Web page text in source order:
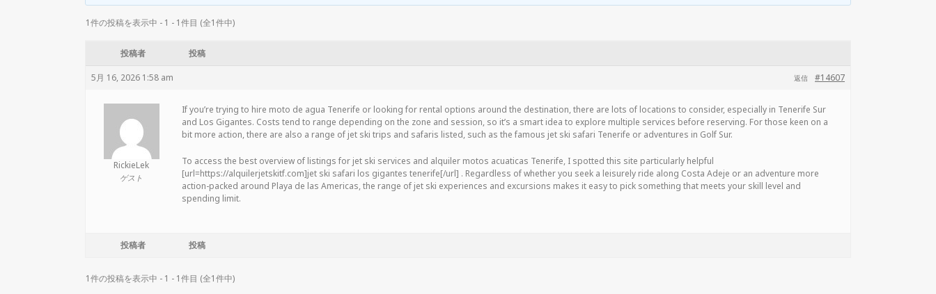
1件の投稿を表示中 - 1 - 1件目 (全1件中)
投稿者 投稿
5月 16, 2026 1:58 am #14607
返信
RickieLek
ゲスト
If you’re trying to hire moto de agua Tenerife or looking for rental options around the destination, there are lots of locations to consider, especially in Tenerife Sur
and Los Gigantes. Costs tend to range depending on the zone and session, so it’s a smart idea to explore multiple services before reserving. For those keen on a
bit more action, there are also a range of jet ski trips and safaris listed, such as the famous jet ski safari Tenerife or adventures in Golf Sur.
To access the best overview of listings for jet ski services and alquiler motos acuaticas Tenerife, I spotted this site particularly helpful
[url=https://alquilerjetskitf.com]jet ski safari los gigantes tenerife[/url] . Regardless of whether you seek a leisurely ride along Costa Adeje or an adventure more
action-packed around Playa de las Americas, the range of jet ski experiences and excursions makes it easy to pick something that meets your skill level and
spending limit.
投稿者 投稿
1件の投稿を表示中 - 1 - 1件目 (全1件中)